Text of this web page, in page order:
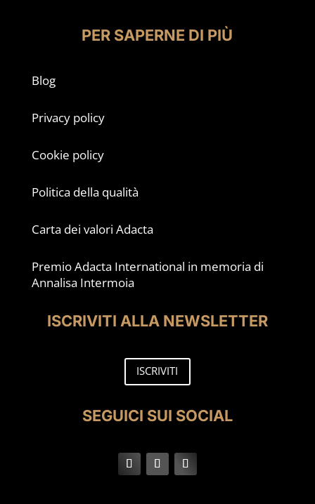
PER SAPERNE DI PIÙ
Blog
Privacy policy
Cookie policy
Politica della qualità
Carta dei valori Adacta
Premio Adacta International in memoria di
Annalisa Intermoia
ISCRIVITI ALLA NEWSLETTER
ISCRIVITI
SEGUICI SUI SOCIAL